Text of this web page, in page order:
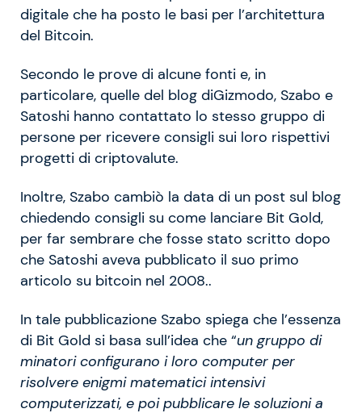
digitale che ha posto le basi per l’architettura
del Bitcoin.
Secondo le prove di alcune fonti e, in
particolare, quelle del blog diGizmodo, Szabo e
Satoshi hanno contattato lo stesso gruppo di
persone per ricevere consigli sui loro rispettivi
progetti di criptovalute.
Inoltre, Szabo cambiò la data di un post sul blog
chiedendo consigli su come lanciare Bit Gold,
per far sembrare che fosse stato scritto dopo
che Satoshi aveva pubblicato il suo primo
articolo su bitcoin nel 2008..
In tale pubblicazione Szabo spiega che l’essenza
di Bit Gold si basa sull’idea che “un gruppo di
minatori configurano i loro computer per
risolvere enigmi matematici intensivi
computerizzati, e poi pubblicare le soluzioni a